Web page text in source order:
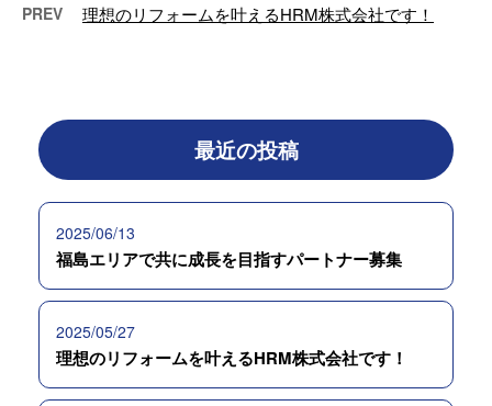
PREV 理想のリフォームを叶えるHRM株式会社です！
最近の投稿
2025/06/13
福島エリアで共に成長を目指すパートナー募集
2025/05/27
理想のリフォームを叶えるHRM株式会社です！